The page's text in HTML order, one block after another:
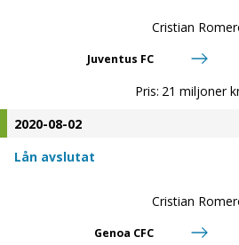
Cristian
Juventus FC
Pris: 21 miljoner
2020-08-02
Lån avslutat
Cristian
Genoa CFC